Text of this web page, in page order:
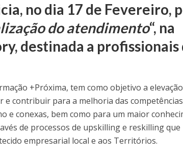
no dia 17 de Fevereiro,
do atendimento“, na
destinada a profissionais
+Próxima, tem como objetivo a
contribuir para a melhoria das
e conexas, bem como para um maior
de processos de upskilling e reskilling que
empresarial local e aos Territórios.